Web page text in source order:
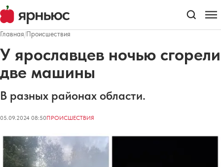
Главная/Происшествия
У ярославцев ночью сгорели
две машины
В разных районах области.
05.09.2024 08:50ПРОИСШЕСТВИЯ